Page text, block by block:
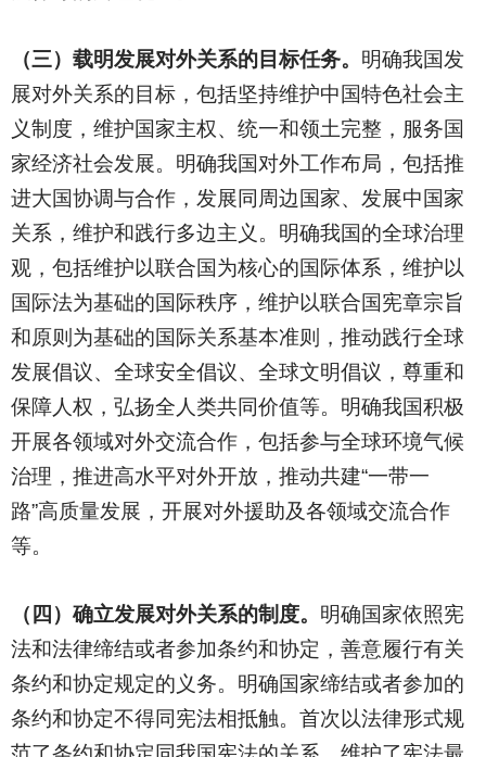
（三）载明发展对外关系的目标任务。 明确我国发
展对外关系的目标，包括坚持维护中国特色社会主
义制度，维护国家主权、统一和领土完整，服务国
家经济社会发展。明确我国对外工作布局，包括推
进大国协调与合作，发展同周边国家、发展中国家
关系，维护和践行多边主义。明确我国的全球治理
观，包括维护以联合国为核心的国际体系，维护以
国际法为基础的国际秩序，维护以联合国宪章宗旨
和原则为基础的国际关系基本准则，推动践行全球
发展倡议、全球安全倡议、全球文明倡议，尊重和
保障人权，弘扬全人类共同价值等。明确我国积极
开展各领域对外交流合作，包括参与全球环境气候
治理，推进高水平对外开放，推动共建“一带一
路”高质量发展，开展对外援助及各领域交流合作
等。
（四）确立发展对外关系的制度。 明确国家依照宪
法和法律缔结或者参加条约和协定，善意履行有关
条约和协定规定的义务。明确国家缔结或者参加的
条约和协定不得同宪法相抵触。首次以法律形式规